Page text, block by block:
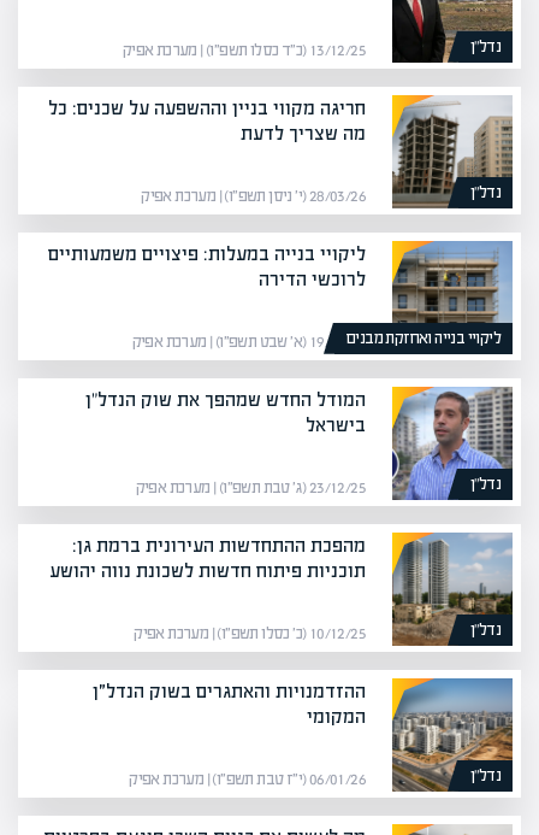
נדל”ן 13/12/25 (כ״ד כסלו תשפ״ו) | מערכת אפיק
נדל”ן
חריגה מקווי בניין וההשפעה על שכנים: כל
מה שצריך לדעת
28/03/26 (י׳ ניסן תשפ״ו) | מערכת אפיק
ליקויי בנייה ואחזקת מבנים
ליקויי בנייה במעלות: פיצויים משמעותיים
לרוכשי הדירה
19/01/26 (א׳ שבט תשפ״ו) | מערכת אפיק
נדל”ן
המודל החדש שמהפך את שוק הנדל"ן
בישראל
23/12/25 (ג׳ טבת תשפ״ו) | מערכת אפיק
נדל”ן
מהפכת ההתחדשות העירונית ברמת גן:
תוכניות פיתוח חדשות לשכונת נווה יהושע
10/12/25 (כ׳ כסלו תשפ״ו) | מערכת אפיק
נדל”ן
ההזדמנויות והאתגרים בשוק הנדל״ן
המקומי
06/01/26 (י״ז טבת תשפ״ו) | מערכת אפיק